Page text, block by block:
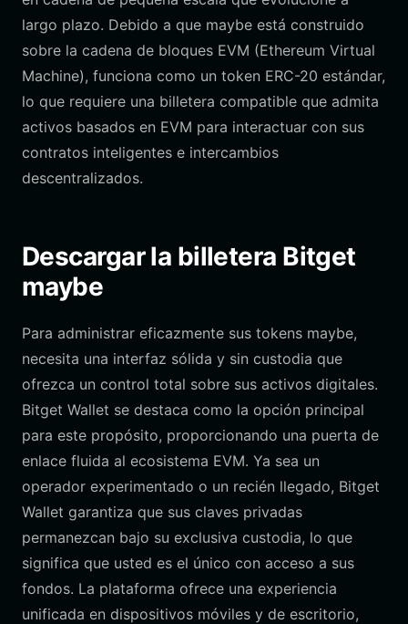
largo plazo. Debido a que maybe está construido
sobre la cadena de bloques EVM (Ethereum Virtual
Machine), funciona como un token ERC-20 estándar,
lo que requiere una billetera compatible que admita
activos basados en EVM para interactuar con sus
contratos inteligentes e intercambios
descentralizados.
Descargar la billetera Bitget
maybe
Para administrar eficazmente sus tokens maybe,
necesita una interfaz sólida y sin custodia que
ofrezca un control total sobre sus activos digitales.
Bitget Wallet se destaca como la opción principal
para este propósito, proporcionando una puerta de
enlace fluida al ecosistema EVM. Ya sea un
operador experimentado o un recién llegado, Bitget
Wallet garantiza que sus claves privadas
permanezcan bajo su exclusiva custodia, lo que
significa que usted es el único con acceso a sus
fondos. La plataforma ofrece una experiencia
unificada en dispositivos móviles y de escritorio,